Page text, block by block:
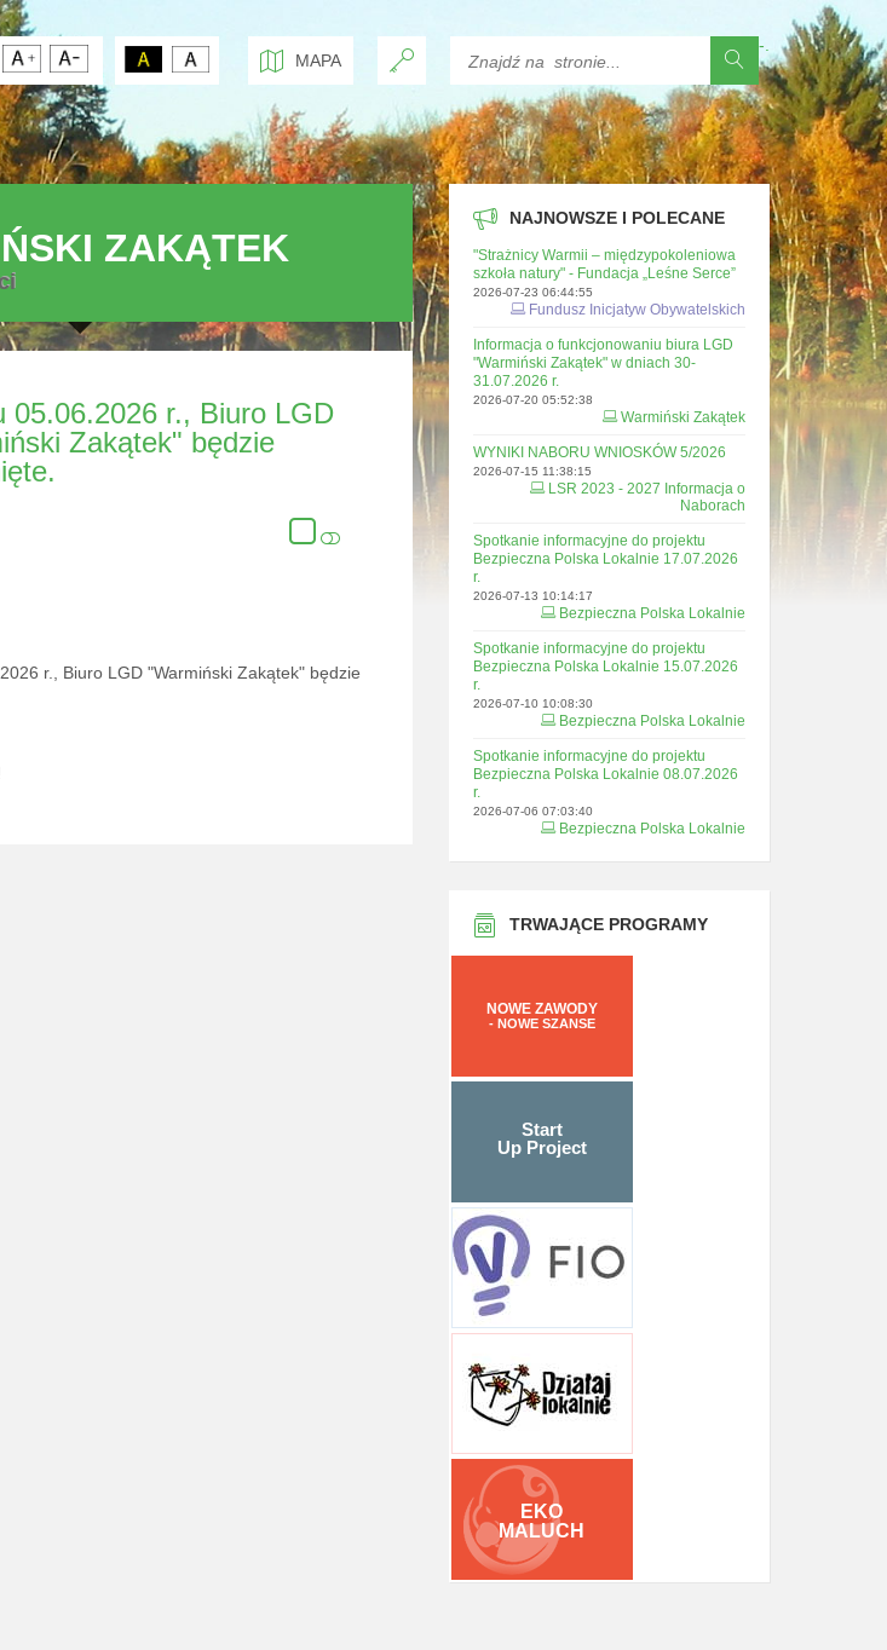
-
MAPA
ZAKĄTEK
05.06.2026 r., Biuro LGD
Zakątek" będzie
r., Biuro LGD "Warmiński Zakątek" będzie
NAJNOWSZE I POLECANE
"Strażnicy Warmii – międzypokoleniowa
szkoła natury" - Fundacja „Leśne Serce”
2026-07-23 06:44:55
Fundusz Inicjatyw Obywatelskich
Informacja o funkcjonowaniu biura LGD
"Warmiński Zakątek" w dniach 30-
31.07.2026 r.
2026-07-20 05:52:38
Warmiński Zakątek
WYNIKI NABORU WNIOSKÓW 5/2026
2026-07-15 11:38:15
LSR 2023 - 2027 Informacja o
Naborach
Spotkanie informacyjne do projektu
Bezpieczna Polska Lokalnie 17.07.2026
r.
2026-07-13 10:14:17
Bezpieczna Polska Lokalnie
Spotkanie informacyjne do projektu
Bezpieczna Polska Lokalnie 15.07.2026
r.
2026-07-10 10:08:30
Bezpieczna Polska Lokalnie
Spotkanie informacyjne do projektu
Bezpieczna Polska Lokalnie 08.07.2026
r.
2026-07-06 07:03:40
Bezpieczna Polska Lokalnie
TRWAJĄCE PROGRAMY
NOWE ZAWODY
- NOWE SZANSE
Start
Up Project
EKO
MALUCH